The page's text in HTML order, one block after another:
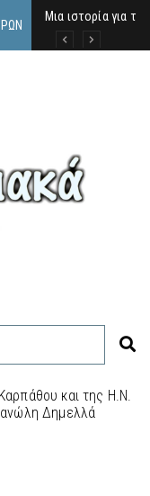
Μια ιστορία για
Δρ. Εμμανουέλλα
Χάιδω-Ειρήνη
και της Η.Ν.
Δημελλά